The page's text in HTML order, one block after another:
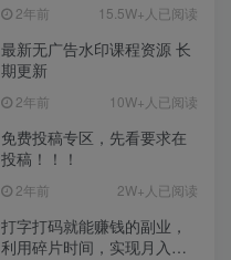
惠】2年前 15.5W+人已阅读
最新无广告水印课程资源 长
期更新
2年前 10W+人已阅读
免费投稿专区，先看要求在
投稿！！！
2年前 2W+人已阅读
打字打码就能赚钱的副业，
利用碎片时间，实现月入过